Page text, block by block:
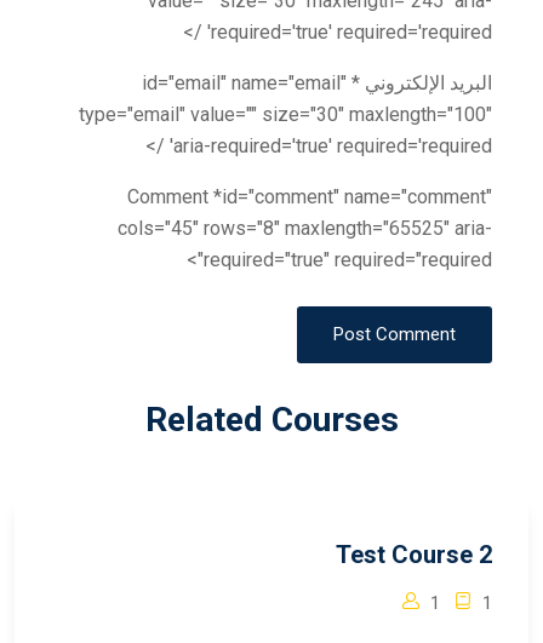
required='true' required='required' />
البريد الإلكتروني * id="email" name="email"
type="email" value="" size="30" maxlength="100"
aria-required='true' required='required' />
Comment *id="comment" name="comment"
cols="45" rows="8" maxlength="65525" aria-
required="true" required="required">
Post Comment
Related Courses
Test Course 2
1
1